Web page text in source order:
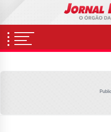
content